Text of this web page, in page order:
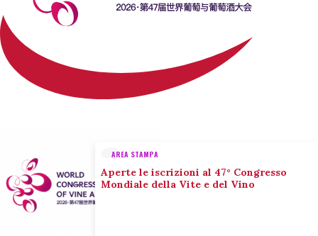
AREA STAMPA
Aperte le iscrizioni al 47° Congresso
Mondiale della Vite e del Vino